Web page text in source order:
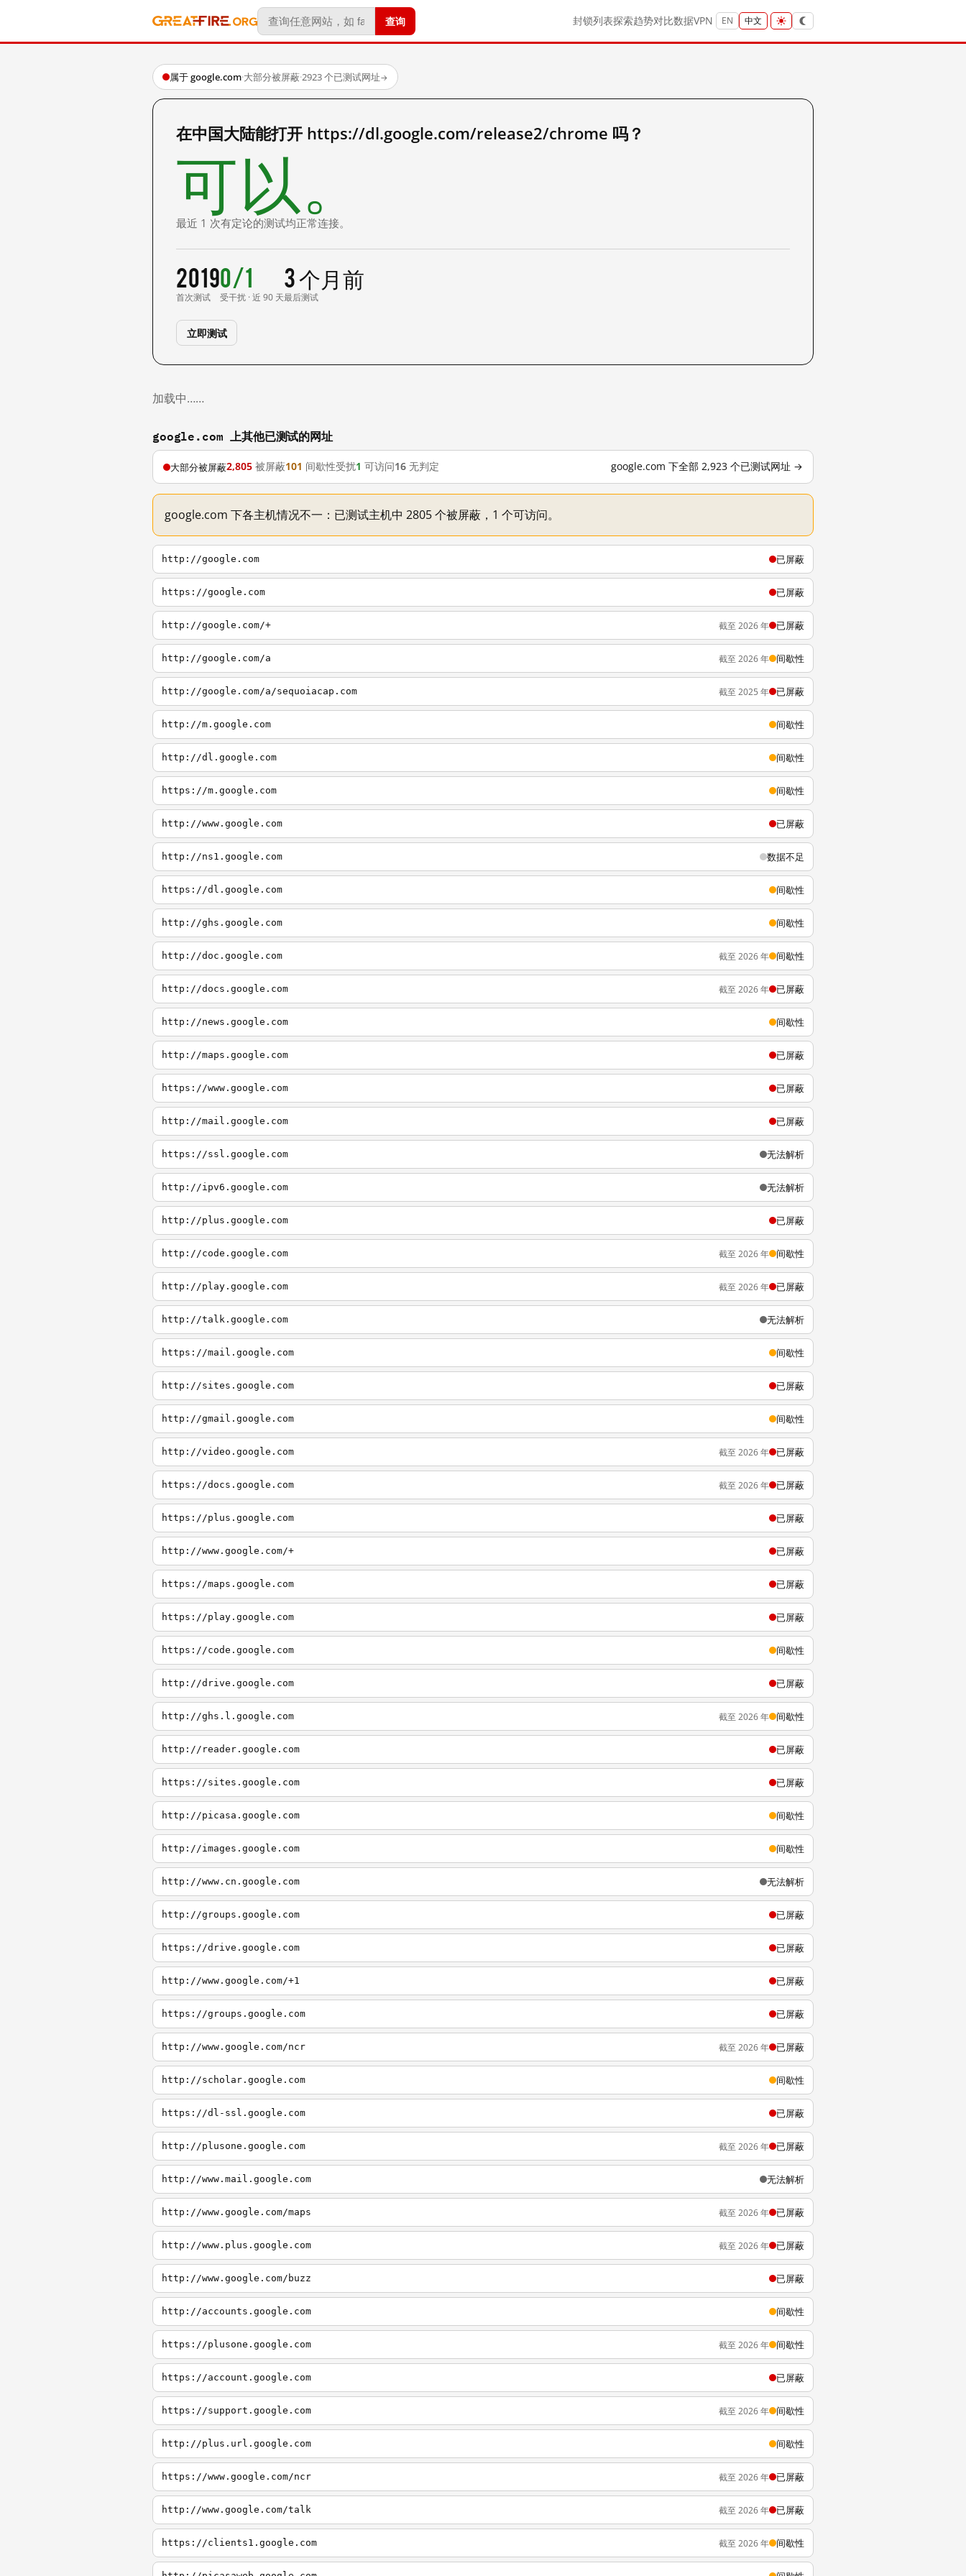
查询 封锁列表探索趋势对比数据VPN EN 中文
属于 google.com·大部分被屏蔽·2923 个已测试网址→
在中国大陆能打开 https://dl.google.com/release2/chrome 吗？
可以。
最近 1 次有定论的测试均正常连接。
2019
首次测试
0/1
受干扰 · 近 90 天
3 个月前
最后测试
立即测试
加载中……
google.com 上其他已测试的网址
大部分被屏蔽2,805 被屏蔽101 间歇性受扰1 可访问16 无判定 google.com 下全部 2,923 个已测试网址 →
google.com 下各主机情况不一：已测试主机中 2805 个被屏蔽，1 个可访问。
http://google.com 已屏蔽
https://google.com 已屏蔽
http://google.com/+ 截至 2026 年 已屏蔽
http://google.com/a 截至 2026 年 间歇性
http://google.com/a/sequoiacap.com 截至 2025 年 已屏蔽
http://m.google.com 间歇性
http://dl.google.com 间歇性
https://m.google.com 间歇性
http://www.google.com 已屏蔽
http://ns1.google.com 数据不足
https://dl.google.com 间歇性
http://ghs.google.com 间歇性
http://doc.google.com 截至 2026 年 间歇性
http://docs.google.com 截至 2026 年 已屏蔽
http://news.google.com 间歇性
http://maps.google.com 已屏蔽
https://www.google.com 已屏蔽
http://mail.google.com 已屏蔽
https://ssl.google.com 无法解析
http://ipv6.google.com 无法解析
http://plus.google.com 已屏蔽
http://code.google.com 截至 2026 年 间歇性
http://play.google.com 截至 2026 年 已屏蔽
http://talk.google.com 无法解析
https://mail.google.com 间歇性
http://sites.google.com 已屏蔽
http://gmail.google.com 间歇性
http://video.google.com 截至 2026 年 已屏蔽
https://docs.google.com 截至 2026 年 已屏蔽
https://plus.google.com 已屏蔽
http://www.google.com/+ 已屏蔽
https://maps.google.com 已屏蔽
https://play.google.com 已屏蔽
https://code.google.com 间歇性
http://drive.google.com 已屏蔽
http://ghs.l.google.com 截至 2026 年 间歇性
http://reader.google.com 已屏蔽
https://sites.google.com 已屏蔽
http://picasa.google.com 间歇性
http://images.google.com 间歇性
http://www.cn.google.com 无法解析
http://groups.google.com 已屏蔽
https://drive.google.com 已屏蔽
http://www.google.com/+1 已屏蔽
https://groups.google.com 已屏蔽
http://www.google.com/ncr 截至 2026 年 已屏蔽
http://scholar.google.com 间歇性
https://dl-ssl.google.com 已屏蔽
http://plusone.google.com 截至 2026 年 已屏蔽
http://www.mail.google.com 无法解析
http://www.google.com/maps 截至 2026 年 已屏蔽
http://www.plus.google.com 截至 2026 年 已屏蔽
http://www.google.com/buzz 已屏蔽
http://accounts.google.com 间歇性
https://plusone.google.com 截至 2026 年 间歇性
https://account.google.com 已屏蔽
https://support.google.com 截至 2026 年 间歇性
http://plus.url.google.com 间歇性
https://www.google.com/ncr 截至 2026 年 已屏蔽
http://www.google.com/talk 截至 2026 年 已屏蔽
https://clients1.google.com 截至 2026 年 间歇性